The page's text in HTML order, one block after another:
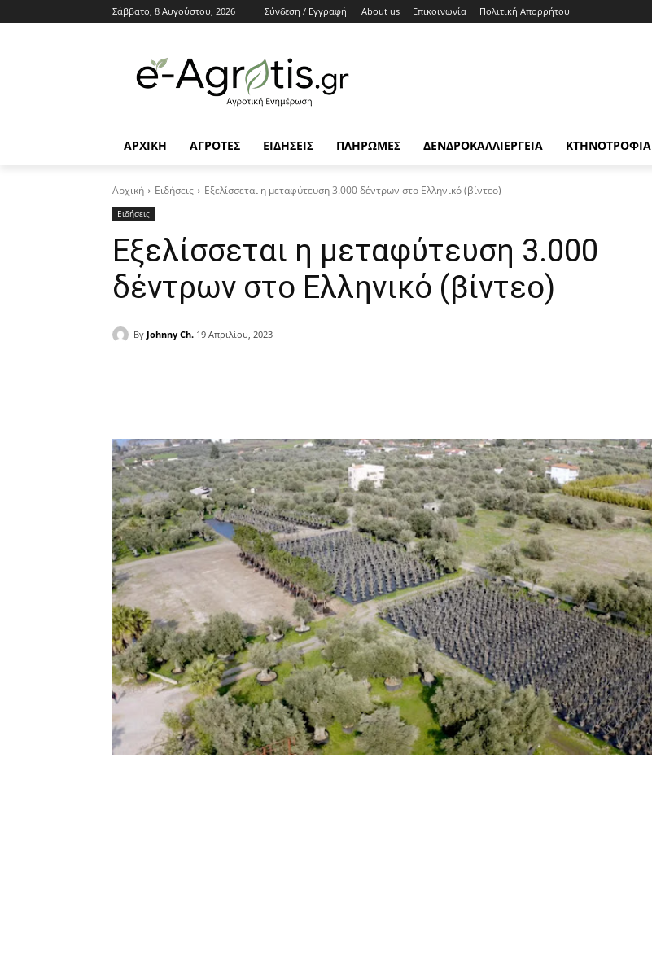
Σάββατο, 8 Αυγούστου, 2026 Σύνδεση / Εγγραφή About us Επικοινωνία Πολιτική Απορρήτου
ΑΡΧΙΚΗ AΓΡΟΤΕΣ ΕΙΔΗΣΕΙΣ ΠΛΗΡΩΜΕΣ ΔΕΝΔΡΟΚΑΛΛΙΕΡΓΕΙΑ ΚΤΗΝΟΤΡΟΦΙΑ
Αρχική Ειδήσεις Εξελίσσεται η μεταφύτευση 3.000 δέντρων στο Ελληνικό (βίντεο)
Ειδήσεις
Εξελίσσεται η μεταφύτευση 3.000
δέντρων στο Ελληνικό (βίντεο)
By Johnny Ch. 19 Απριλίου, 2023